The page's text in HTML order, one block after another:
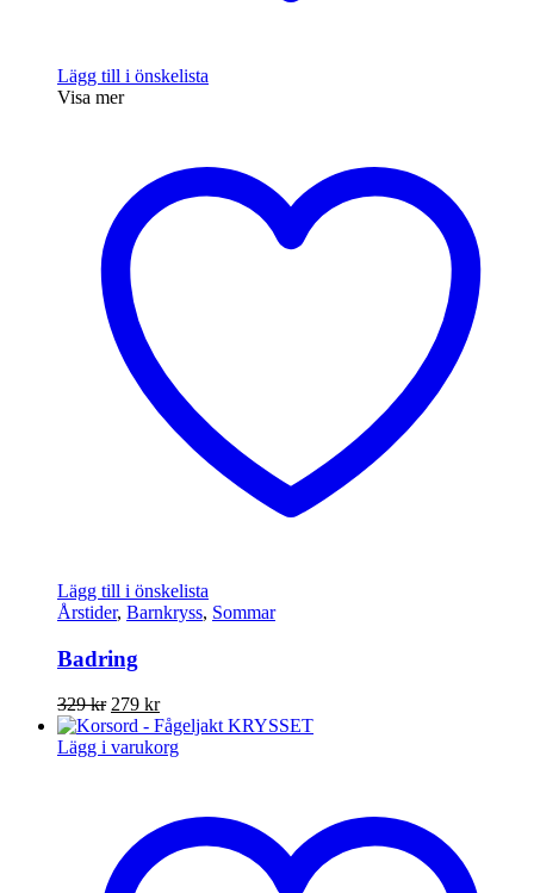
Lägg till i önskelista
Visa mer
Lägg till i önskelista
Årstider, Barnkryss, Sommar
Badring
329kr Det
ursprungliga
priset
279 krDet
nuvarande
priset
Lägg i varukorg